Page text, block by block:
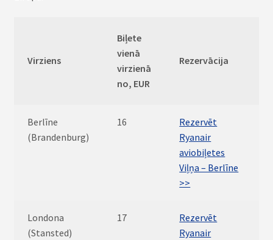
Virziens
Biļete
vienā
virzienā
no, EUR
Rezervācija
Berlīne
(Brandenburg)
16
Rezervēt
Ryanair
aviobiļetes
Viļņa – Berlīne
>>
Londona
(Stansted)
17
Rezervēt
Ryanair